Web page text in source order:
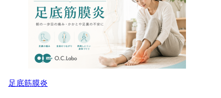
足底筋膜炎